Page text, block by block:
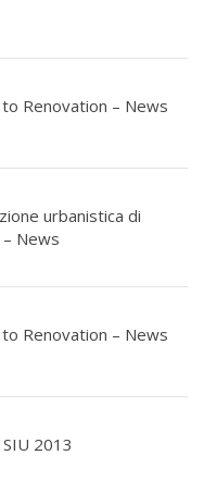
Renovation – News
urbanistica di
News
Renovation – News
2013